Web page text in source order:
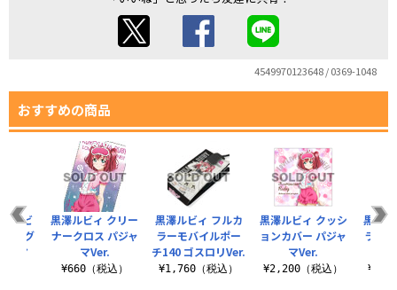
4549970123648 / 0369-1048
おすすめの商品
黒澤ルビィ フルカ
ラーモバイルポー
チ140 ゴスロリVer.
¥1,760（税込）
黒澤ルビィ クッシ
ョンカバー パジャ
マVer.
¥2,200（税込）
黒澤
ラー
ルビ
マグ
ャマ
黒澤ルビィ クリー
ナークロス パジャ
マVer.
¥660（税込）